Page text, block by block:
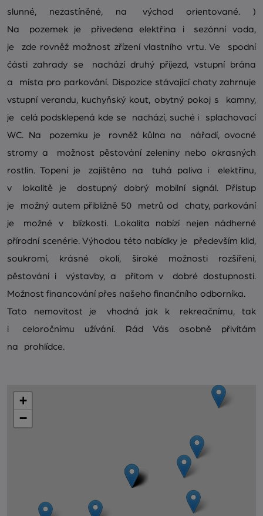
slunné, nezastíněné, na východ orientované. )
Na pozemek je přivedena elektřina i sezónní voda,
je zde rovněž možnost zřízení vlastního vrtu. Ve spodní
části zahrady se nachází druhý příjezd, vstupní brána
a místa pro parkování. Dispozice stávající chaty zahrnuje
vstupní verandu, kuchyňský kout, obytný pokoj s kamny,
je celá podsklepená kde se nachází, suché i splachovací
WC. Na pozemku je rovněž kůlna na nářadí, ovocné
stromy a možnost pěstování zeleniny nebo okrasných
rostlin. Topení je zajištěno na tuhá paliva i elektřinu,
v lokalitě je dostupný dobrý mobilní signál. Přístup
je možný autem přibližně 50 metrů od chaty, parkování
je možné v blízkosti. Lokalita nabízí nejen nádherné
přírodní scenérie. Výhodou této nabídky je především klid,
soukromí, krásné okolí, široké možnosti rozšíření,
pěstování i výstavby, a přitom v dobré dostupnosti.
Možnost financování přes našeho finančního odborníka.
Tato nemovitost je vhodná jak k rekreačnímu, tak
i celoročnímu užívání. Rád Vás osobně přivítám
na prohlídce.
+
−